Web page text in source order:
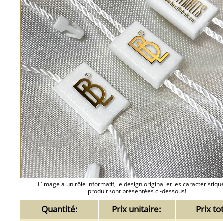
L'image a un rôle informatif, le design original et les
produit sont présentées ci-dessous!
Quantité: Prix unitaire: Prix